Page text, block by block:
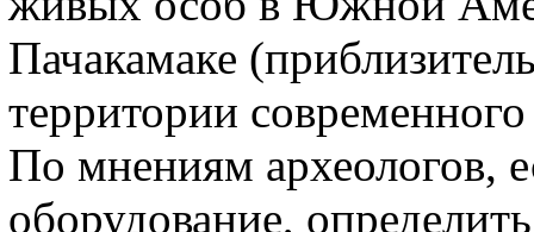
Пачакамаке
территории
По мнениям археологов,
оборудование,